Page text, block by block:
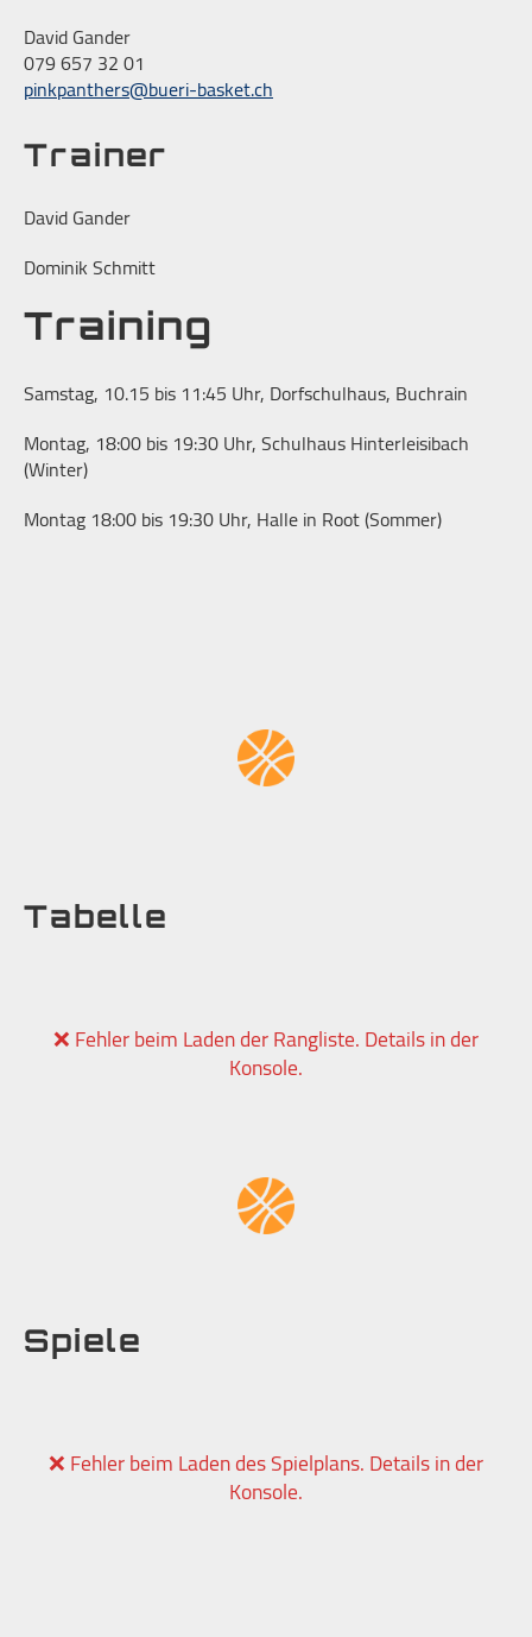
David Gander
079 657 32 01
pinkpanthers@bueri-basket.ch
Trainer
David Gander
Dominik Schmitt
Training
Samstag, 10.15 bis 11:45 Uhr, Dorfschulhaus, Buchrain
Montag, 18:00 bis 19:30 Uhr, Schulhaus Hinterleisibach
(Winter)
Montag 18:00 bis 19:30 Uhr, Halle in Root (Sommer)
Tabelle
❌ Fehler beim Laden der Rangliste. Details in der
Konsole.
Spiele
❌ Fehler beim Laden des Spielplans. Details in der
Konsole.